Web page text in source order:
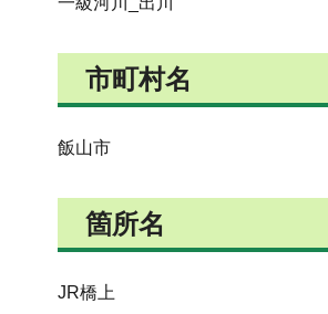
市町村名
飯山市
箇所名
JR橋上